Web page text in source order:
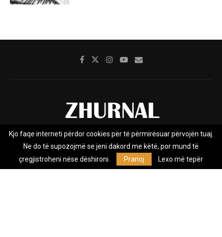
Rreth nesh Impresumi Marketing
Privacy Policy
Zhurnal.mk është Agjenci e Lajmeve e pavarur, e themeluar në vitin
Kjo faqe interneti përdor cookies për të përmirësuar përvojën tuaj.
Ne do të supozojmë se jeni dakord me këtë, por mund të
çregjistroheni nëse dëshironi.
Pranoj Lexo më tepër